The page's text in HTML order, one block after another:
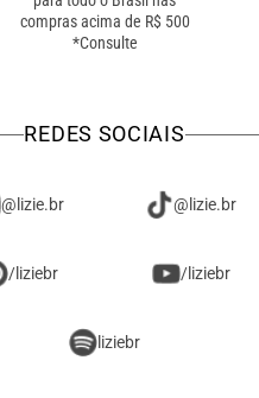
compras acima de R$ 500
*Consulte
REDES SOCIAIS
@lizie.br @lizie.br
/liziebr /liziebr
liziebr